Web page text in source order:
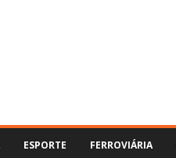
ESPORTE FERROVIÁRIA